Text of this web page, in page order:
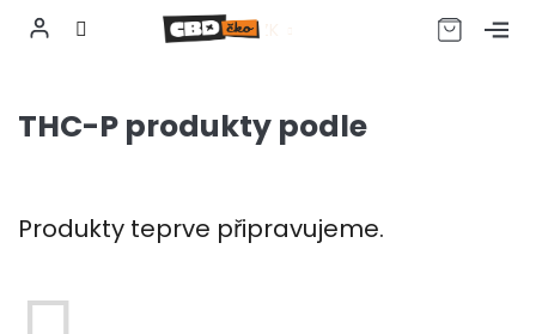
obsah
CZK
THC-P produkty podle
Produkty teprve připravujeme.